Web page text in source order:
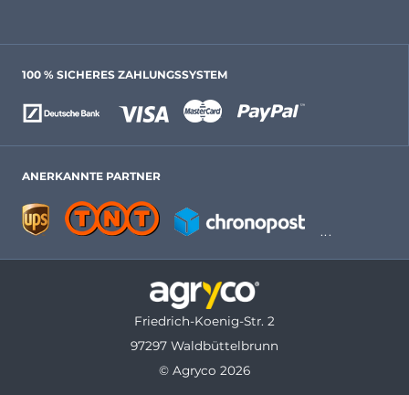
100 % SICHERES ZAHLUNGSSYSTEM
ANERKANNTE PARTNER
Friedrich-Koenig-Str. 2
97297 Waldbüttelbrunn
© Agryco 2026